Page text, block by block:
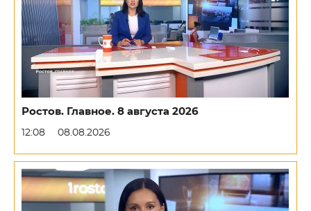
Ростов. Главное. 8 августа 2026
12:08 08.08.2026